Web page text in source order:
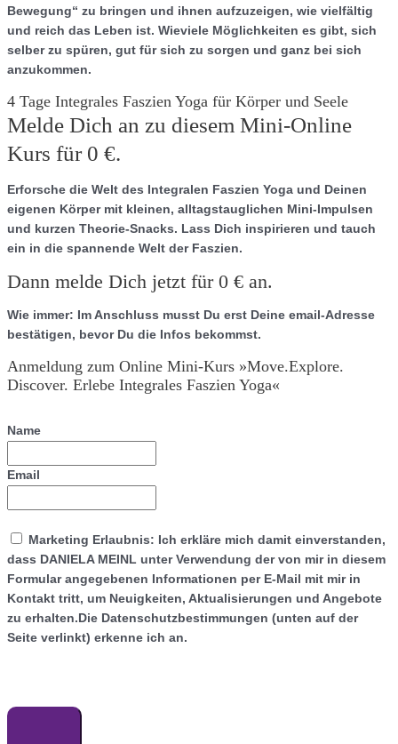
Bewegung“ zu bringen und ihnen aufzuzeigen, wie vielfältig
und reich das Leben ist. Wieviele Möglichkeiten es gibt, sich
selber zu spüren, gut für sich zu sorgen und ganz bei sich
anzukommen.
4 Tage Integrales Faszien Yoga für Körper und Seele
Melde Dich an zu diesem Mini-Online
Kurs für 0 €.
Erforsche die Welt des Integralen Faszien Yoga und Deinen
eigenen Körper mit kleinen, alltagstauglichen Mini-Impulsen
und kurzen Theorie-Snacks. Lass Dich inspirieren und tauch
ein in die spannende Welt der Faszien.
Dann melde Dich jetzt für 0 € an.
Wie immer: Im Anschluss musst Du erst Deine email-Adresse
bestätigen, bevor Du die Infos bekommst.
Anmeldung zum Online Mini-Kurs »Move.Explore.
Discover. Erlebe Integrales Faszien Yoga«
Name
Email
Marketing Erlaubnis: Ich erkläre mich damit einverstanden,
dass DANIELA MEINL unter Verwendung der von mir in diesem
Formular angegebenen Informationen per E-Mail mit mir in
Kontakt tritt, um Neuigkeiten, Aktualisierungen und Angebote
zu erhalten.Die Datenschutzbestimmungen (unten auf der
Seite verlinkt) erkenne ich an.